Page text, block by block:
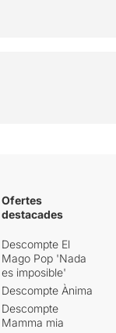
Ofertes
destacades
Descompte El
Mago Pop 'Nada
es imposible'
Descompte Ànima
Descompte
Mamma mia